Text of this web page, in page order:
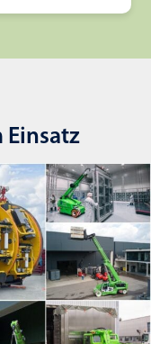
Einsatz